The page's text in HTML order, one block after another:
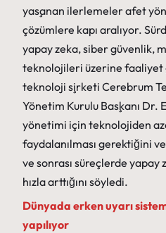
yaşanan ilerlemeler afet
çözümlere kapı aralıyor.
yapay zeka, siber güvenlik,
teknolojileri üzerine faaliyet
teknoloji şirketi Cerebrum
Yönetim Kurulu Başkanı
yönetimi için teknolojiden
faydalanılması gerektiğini
ve sonrası süreçlerde yapay
hızla arttığını söyledi.
Dünyada erken uyarı
yapılıyor